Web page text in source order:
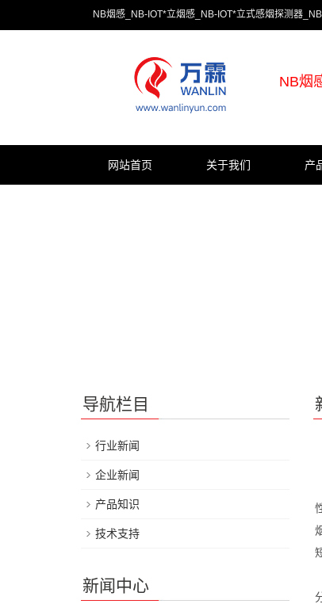
NB烟感_NB-IOT*立烟感_NB-IOT*立式感烟探测器
NB烟
网站首页 关于我们 产
导航栏目
行业新闻
企业新闻
产品知识
技术支持
新闻中心